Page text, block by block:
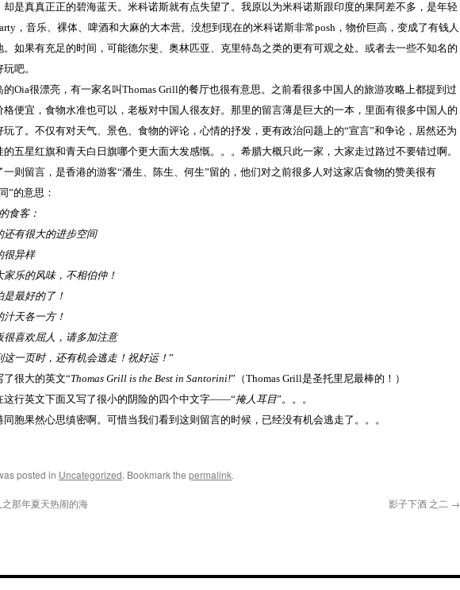
却是真真正正的碧海蓝天。米科诺斯就有点失望了。我原以为米科诺斯跟印度的果阿差不多，是年轻
，音乐、裸体、啤酒和大麻的大本营。没想到现在的米科诺斯非常posh ，物价巨高，变成了有钱人
。如果有充足的时间，可能德尔斐、奥林匹亚、克里特岛之类的更有可观之处。或者去一些不知名的
吧。
的Oia很漂亮，有一家名叫 Thomas Grill的餐厅也很有意思。之前看很多中国人的旅游攻略上都提到过
格便宜，食物水准也可以，老板对中国人很友好。那里的留言薄是巨大的一本，里面有很多中国人的
玩了。不仅有对天气、景色、食物的评论，心情的抒发，更有政治问题上的“宣言”和争论，居然还为
的五星红旗和青天白日旗哪个更大面大发感慨。。。希腊大概只此一家，大家走过路过不要错过啊。
一则留言，是香港的游客“潘生、陈生、何生”留的，他们对之前很多人对这家店食物的赞美很有
”的意思：
食客：
还有很大的进步空间
很异样
家乐的风味，不相伯仲！
是最好的了！
汁天各一方！
很喜欢屈人，请多加注意
这一页时，还有机会逃走！祝好运！ ”
了很大的英文“Thomas Grill is the Best in Santorini!”（Thomas Grill是圣托里尼最棒的！）
这行英文下面又写了很小的阴险的四个中文字――“掩人耳目”。。。
同胞果然心思缜密啊。可惜当我们看到这则留言的时候，已经没有机会逃走了。。。
posted in Uncategorized. Bookmark the permalink.
之那年夏天热闹的海 影子下酒 之二 →